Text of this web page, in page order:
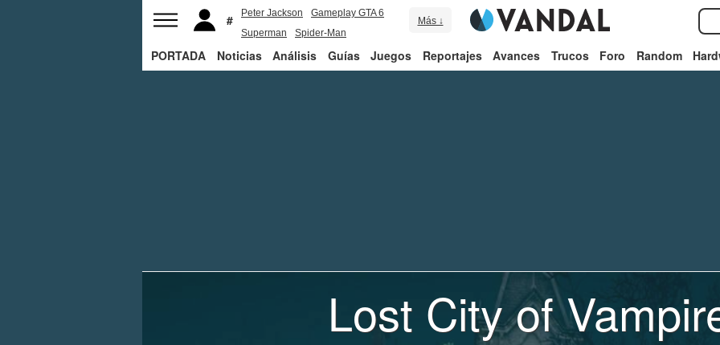
Peter Jackson
Gameplay GTA 6
Superman
Spider-Man
Más ↓
PORTADA Noticias Análisis Guías Juegos Reportajes Avances Trucos Foro Random
Lost City of